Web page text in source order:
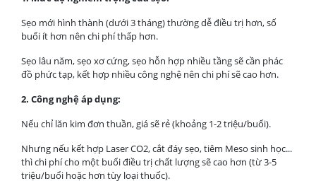
Sẹo mới hình thành (dưới 3 tháng) thường dễ điều trị hơn, số
buổi ít hơn nên chi phí thấp hơn.
Sẹo lâu năm, sẹo xơ cứng, sẹo hỗn hợp nhiều tầng sẽ cần phác
đồ phức tạp, kết hợp nhiều công nghệ nên chi phí sẽ cao hơn.
2. Công nghệ áp dụng:
Nếu chỉ lăn kim đơn thuần, giá sẽ rẻ (khoảng 1-2 triệu/buổi).
Nhưng nếu kết hợp Laser CO2, cắt đáy sẹo, tiêm Meso sinh học...
thì chi phí cho một buổi điều trị chất lượng sẽ cao hơn (từ 3-5
triệu/buổi hoặc hơn tùy loại thuốc).